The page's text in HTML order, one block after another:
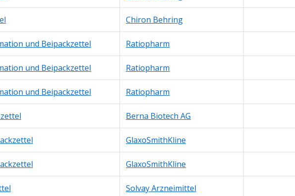
Chiron Behring
und Beipackzettel Ratiopharm
und Beipackzettel Ratiopharm
und Beipackzettel Ratiopharm
Berna Biotech AG
GlaxoSmithKline
GlaxoSmithKline
Solvay Arzneimittel